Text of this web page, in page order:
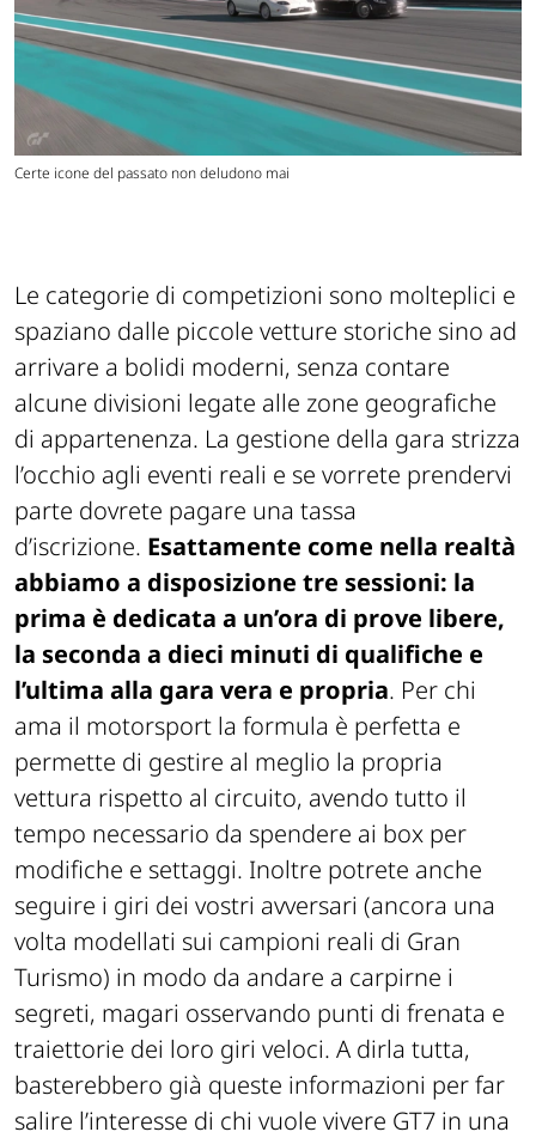
Certe icone del passato non deludono mai
Le categorie di competizioni sono molteplici e
spaziano dalle piccole vetture storiche sino ad
arrivare a bolidi moderni, senza contare
alcune divisioni legate alle zone geografiche
di appartenenza. La gestione della gara strizza
l’occhio agli eventi reali e se vorrete prendervi
parte dovrete pagare una tassa
d’iscrizione. Esattamente come nella realtà
abbiamo a disposizione tre sessioni: la
prima è dedicata a un’ora di prove libere,
la seconda a dieci minuti di qualifiche e
l’ultima alla gara vera e propria. Per chi
ama il motorsport la formula è perfetta e
permette di gestire al meglio la propria
vettura rispetto al circuito, avendo tutto il
tempo necessario da spendere ai box per
modifiche e settaggi. Inoltre potrete anche
seguire i giri dei vostri avversari (ancora una
volta modellati sui campioni reali di Gran
Turismo) in modo da andare a carpirne i
segreti, magari osservando punti di frenata e
traiettorie dei loro giri veloci. A dirla tutta,
basterebbero già queste informazioni per far
salire l’interesse di chi vuole vivere GT7 in una